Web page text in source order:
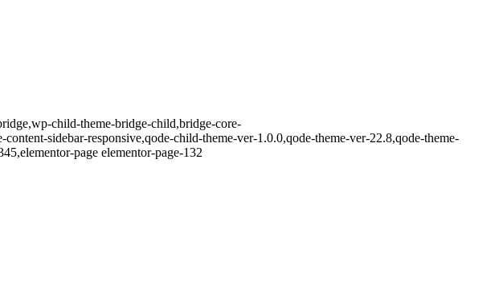
child-theme-bridge-child,bridge-core-
sidebar-responsive,qode-child-theme-ver-1.0.0,qode-theme-ver-22.8,qode-theme-
page elementor-page-132